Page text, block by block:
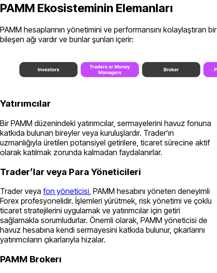
PAMM Ekosisteminin Elemanları
PAMM hesaplarının yönetimini ve performansını kolaylaştıran bir
bileşen ağı vardır ve bunlar şunları içerir:
Yatırımcılar
Bir PAMM düzenindeki yatırımcılar, sermayelerini havuz fonuna
katkıda bulunan bireyler veya kuruluşlardır. Trader’ın
uzmanlığıyla üretilen potansiyel getirilere, ticaret sürecine aktif
olarak katılmak zorunda kalmadan faydalanırlar.
Trader’lar veya Para Yöneticileri
Trader veya fon yöneticisi, PAMM hesabını yöneten deneyimli
Forex profesyonelidir. İşlemleri yürütmek, risk yönetimi ve çoklu
ticaret stratejilerini uygulamak ve yatırımcılar için getiri
sağlamakla sorumludurlar. Önemli olarak, PAMM yöneticisi de
havuz hesabına kendi sermayesini katkıda bulunur, çıkarlarını
yatırımcıların çıkarlarıyla hizalar.
PAMM Brokerı